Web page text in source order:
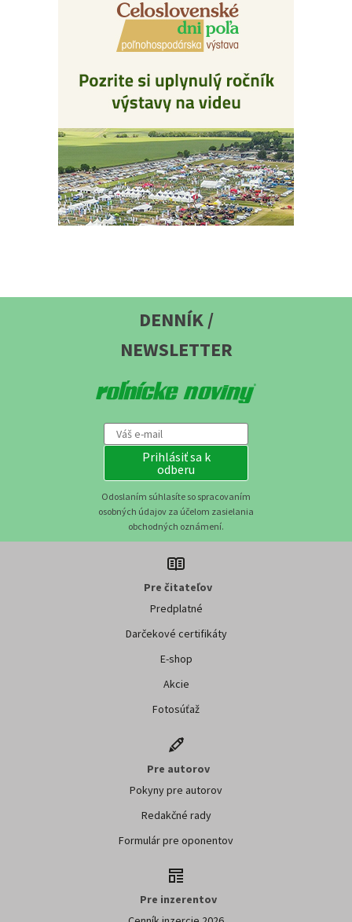
DENNÍK /
NEWSLETTER
Prihlásiť sa k
odberu
Odoslaním súhlasíte so spracovaním
osobných údajov za účelom zasielania
obchodných oznámení.
Pre čitateľov
Predplatné
Darčekové certifikáty
E-shop
Akcie
Fotosúťaž
Pre autorov
Pokyny pre autorov
Redakčné rady
Formulár pre oponentov
Pre inzerentov